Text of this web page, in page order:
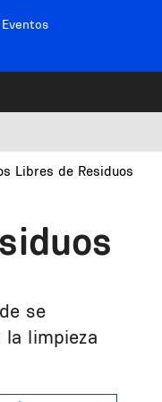
Eventos
Libres de Residuos
se
limpieza